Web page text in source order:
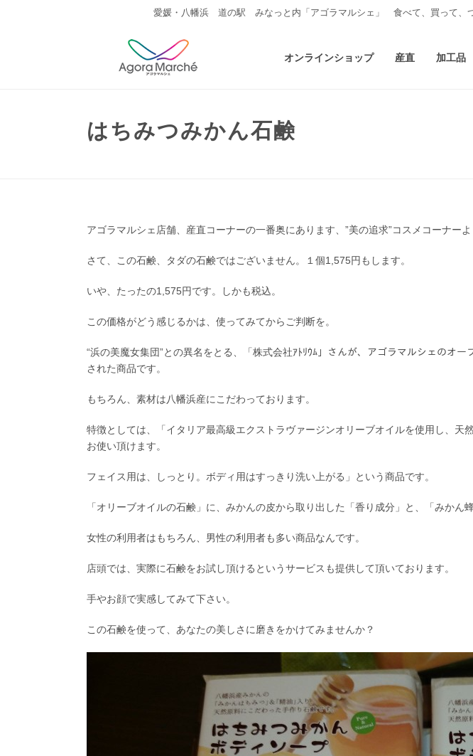
愛媛・八幡浜 道の駅 みなっと内「アゴラマルシェ」 食べて、買って、
オンラインショップ 産直 加工品
はちみつみかん石鹸
アゴラマルシェ店舗、産直コーナーの一番奥にあります、”美の追求”コスメコーナー
さて、この石鹸、タダの石鹸ではございません。１個1,575円もします。
いや、たったの1,575円です。しかも税込。
この価格がどう感じるかは、使ってみてからご判断を。
“浜の美魔女集団”との異名をとる、「株式会社ｱﾄﾘｳﾑ」さんが、アゴラマルシェのオ
された商品です。
もちろん、素材は八幡浜産にこだわっております。
特徴としては、「イタリア最高級エクストラヴァージンオリーブオイルを使用し、
お使い頂けます。
フェイス用は、しっとり。ボディ用はすっきり洗い上がる」という商品です。
「オリーブオイルの石鹸」に、みかんの皮から取り出した「香り成分」と、「みかん
女性の利用者はもちろん、男性の利用者も多い商品なんです。
店頭では、実際に石鹸をお試し頂けるというサービスも提供して頂いております。
手やお顔で実感してみて下さい。
この石鹸を使って、あなたの美しさに磨きをかけてみませんか？